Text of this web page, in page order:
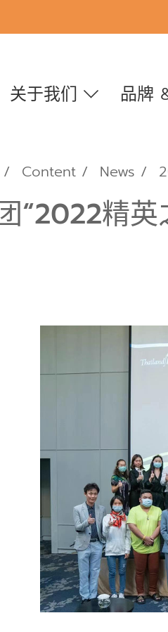
关于我们 品牌
Content News
“2022精